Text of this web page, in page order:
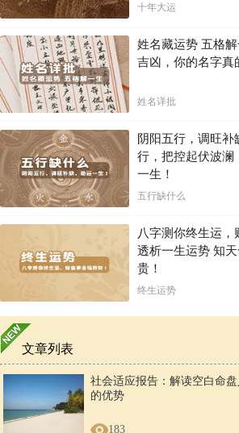
十年大运
姓名藏运势 五格
吉凶，你的名字真
姓名详批
阴阳五行，调旺补
行，把控起伏波澜
一生！
五行缺什么
八字测你终生运
透析一生运势 知
贵！
终生运势
文章列表
社会适应报告：解读空白命
的优势
183